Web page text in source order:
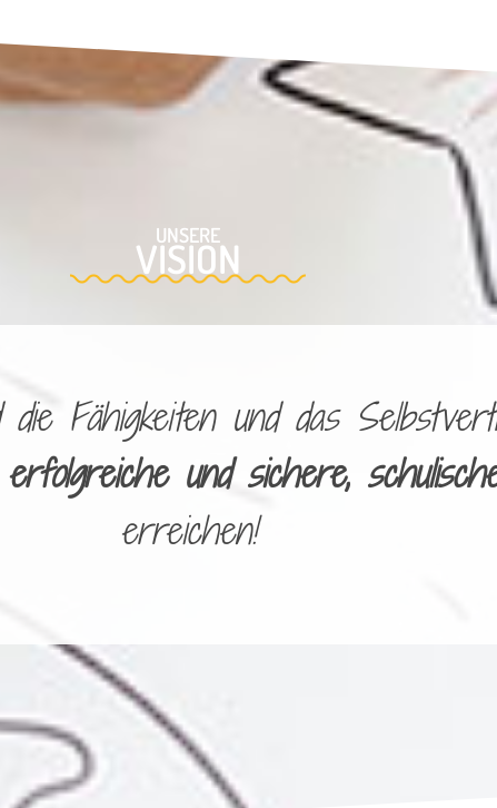
UNSERE
VISION
Fähigkeiten und das
erfolgreiche und sichere,
erreichen!